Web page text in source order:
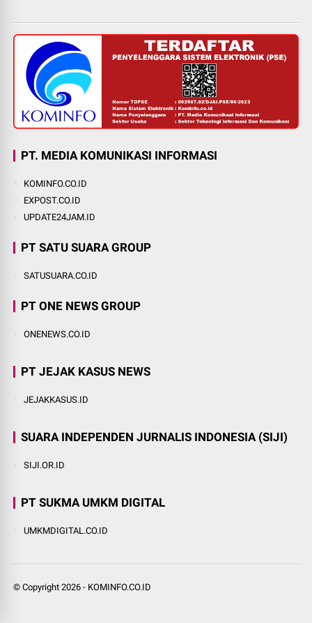
PT. MEDIA KOMUNIKASI INFORMASI
KOMINFO.CO.ID
EXPOST.CO.ID
UPDATE24JAM.ID
PT SATU SUARA GROUP
SATUSUARA.CO.ID
PT ONE NEWS GROUP
ONENEWS.CO.ID
PT JEJAK KASUS NEWS
JEJAKKASUS.ID
SUARA INDEPENDEN JURNALIS INDONESIA (SIJI)
SIJI.OR.ID
PT SUKMA UMKM DIGITAL
UMKMDIGITAL.CO.ID
© Copyright2026 - KOMINFO.CO.ID